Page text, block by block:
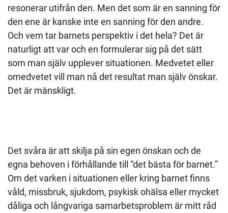
resonerar utifrån den. Men det som är en sanning för
den ene är kanske inte en sanning för den andre.
Och vem tar barnets perspektiv i det hela? Det är
naturligt att var och en formulerar sig på det sätt
som man själv upplever situationen. Medvetet eller
omedvetet vill man nå det resultat man själv önskar.
Det är mänskligt.
Det svåra är att skilja på sin egen önskan och de
egna behoven i förhållande till “det bästa för barnet.”
Om det varken i situationen eller kring barnet finns
våld, missbruk, sjukdom, psykisk ohälsa eller mycket
dåliga och långvariga samarbetsproblem är mitt råd